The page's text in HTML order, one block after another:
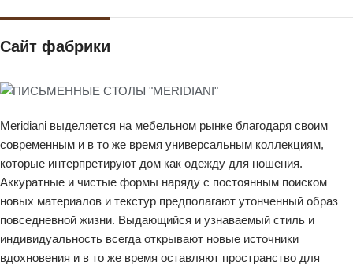
Сайт фабрики
Meridiani выделяется на мебельном рынке благодаря своим
современным и в то же время универсальным коллекциям,
которые интерпретируют дом как одежду для ношения.
Аккуратные и чистые формы наряду с постоянным поиском
новых материалов и текстур предполагают утонченный образ
повседневной жизни. Выдающийся и узнаваемый стиль и
индивидуальность всегда открывают новые источники
вдохновения и в то же время оставляют пространство для